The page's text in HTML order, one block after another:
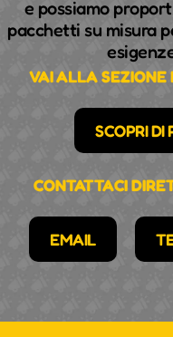
e possiamo
pacchetti su misura
VAI ALLA SEZIONE
SCOPRI DI
CONTATTACI
EMAIL